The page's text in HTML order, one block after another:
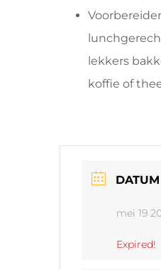
lekkers
koffie of
DATUM
mei 19
Expired!